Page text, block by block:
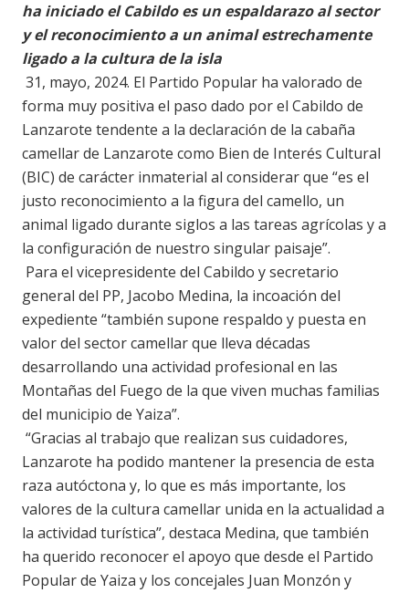
ha iniciado el Cabildo es un espaldarazo al sector
y el reconocimiento a un animal estrechamente
ligado a la cultura de la isla
31, mayo, 2024. El Partido Popular ha valorado de
forma muy positiva el paso dado por el Cabildo de
Lanzarote tendente a la declaración de la cabaña
camellar de Lanzarote como Bien de Interés Cultural
(BIC) de carácter inmaterial al considerar que “es el
justo reconocimiento a la figura del camello, un
animal ligado durante siglos a las tareas agrícolas y a
la configuración de nuestro singular paisaje”.
Para el vicepresidente del Cabildo y secretario
general del PP, Jacobo Medina, la incoación del
expediente “también supone respaldo y puesta en
valor del sector camellar que lleva décadas
desarrollando una actividad profesional en las
Montañas del Fuego de la que viven muchas familias
del municipio de Yaiza”.
“Gracias al trabajo que realizan sus cuidadores,
Lanzarote ha podido mantener la presencia de esta
raza autóctona y, lo que es más importante, los
valores de la cultura camellar unida en la actualidad a
la actividad turística”, destaca Medina, que también
ha querido reconocer el apoyo que desde el Partido
Popular de Yaiza y los concejales Juan Monzón y